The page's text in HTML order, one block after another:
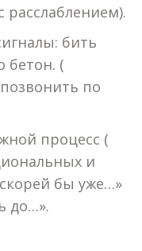
бить
бетон. (
по
процесс (
и
бы уже…»
до…».